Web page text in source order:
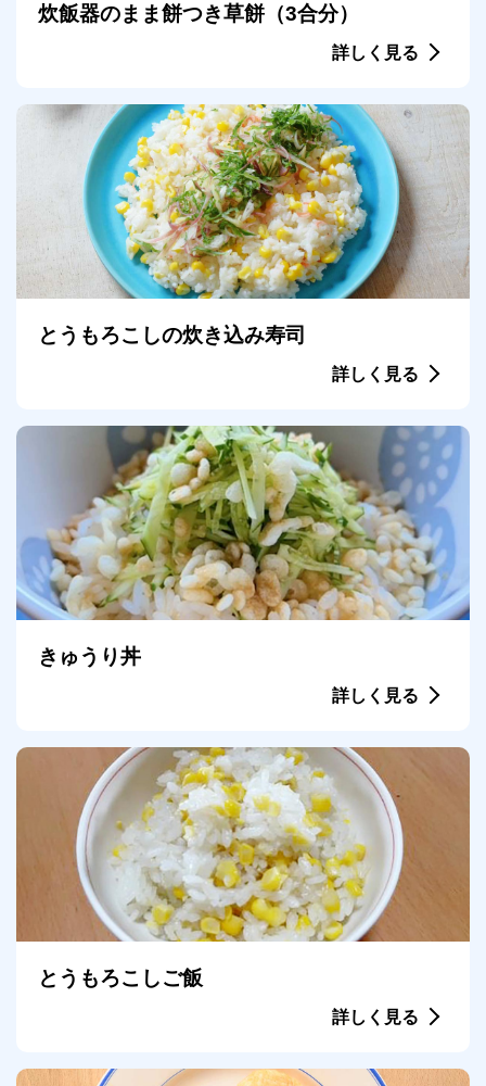
炊飯器のまま餅つき草餅（3合分）
詳しく見る
とうもろこしの炊き込み寿司
詳しく見る
きゅうり丼
詳しく見る
とうもろこしご飯
詳しく見る